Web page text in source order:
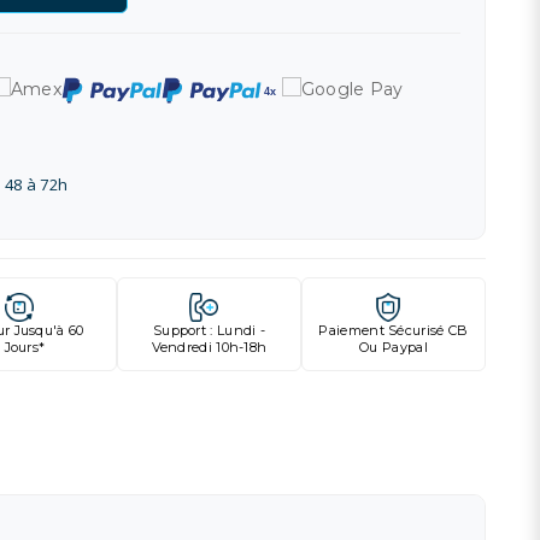
à 72h
Jusqu'à 60
Jours*
Support : Lundi -
Vendredi 10h-18h
Paiement Sécurisé CB
Ou Paypal